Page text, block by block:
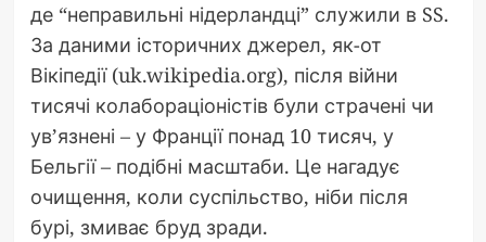
де “неправильні нідерландці” служили в SS.
За даними історичних джерел, як-от
Вікіпедії (uk.wikipedia.org), після війни
тисячі колабораціоністів були страчені чи
ув’язнені – у Франції понад 10 тисяч, у
Бельгії – подібні масштаби. Це нагадує
очищення, коли суспільство, ніби після
бурі, змиває бруд зради.